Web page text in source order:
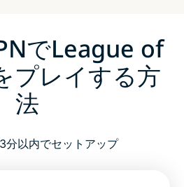
でLeague of
プレイする方
法
分以内でセットアップ